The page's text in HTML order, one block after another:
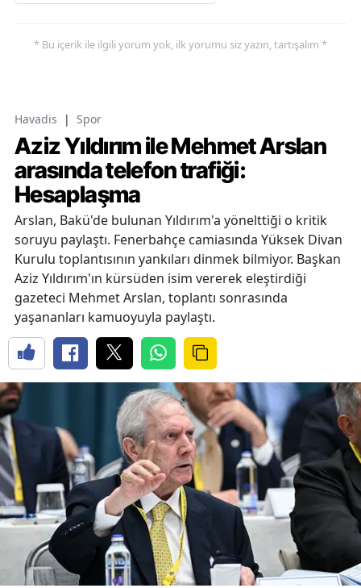
* Bu içerik ile ilgili yorum yok, ilk yorumu siz yazın, tartışalım *
Havadis | Spor
Aziz Yıldırım ile Mehmet Arslan
arasında telefon trafiği:
Hesaplaşma
Arslan, Bakü'de bulunan Yıldırım'a yönelttiği o kritik
soruyu paylaştı. Fenerbahçe camiasında Yüksek Divan
Kurulu toplantısının yankıları dinmek bilmiyor. Başkan
Aziz Yıldırım'ın kürsüden isim vererek eleştirdiği
gazeteci Mehmet Arslan, toplantı sonrasında
yaşananları kamuoyuyla paylaştı.